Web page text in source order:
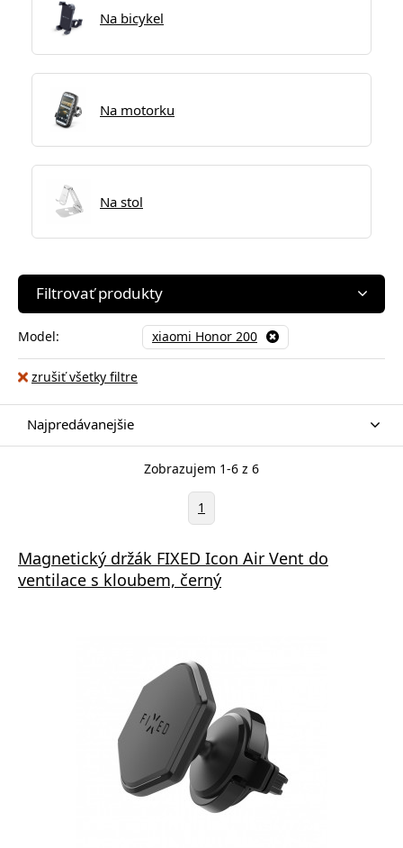
Na bicykel
Na motorku
Na stol
Filtrovať produkty
Model: xiaomi Honor 200
zrušiť všetky filtre
Najpredávanejšie
Zobrazujem 1-6 z 6
1
Magnetický držák FIXED Icon Air Vent do
ventilace s kloubem, černý